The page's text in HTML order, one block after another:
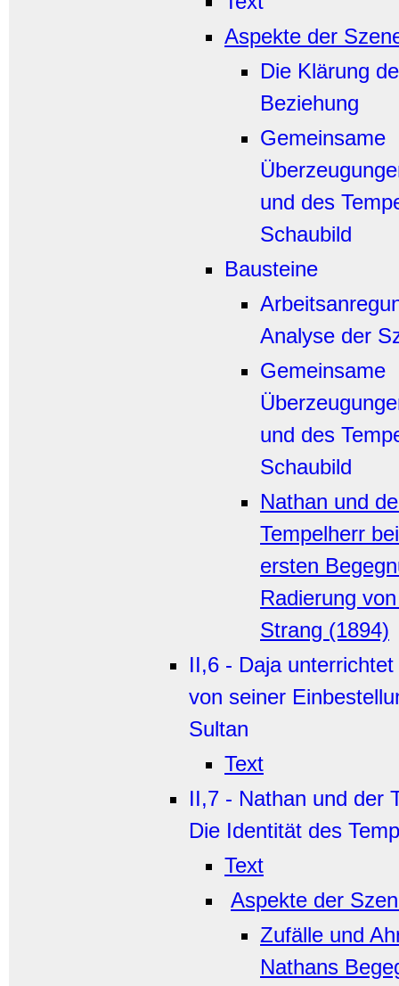
Aspekte der
Die Klärung
Beziehung
Gemeinsame
und des
Schaubild
Bausteine
Analyse der
Gemeinsame
und des
Schaubild
Nathan und
Tempelherr
ersten
Radierung
Strang (1894)
II,6 - Daja
von seiner
Sultan
Text
II,7 - Nathan und der
Die Identität des
Text
Aspekte der
Zufälle und
Nathans